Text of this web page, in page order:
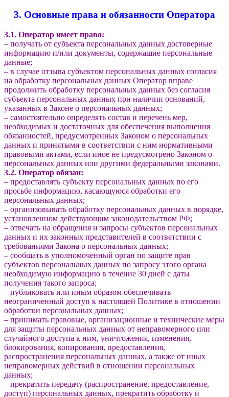
3. Основные права и обязанности Оператора
3.1. Оператор имеет право:
– получать от субъекта персональных данных достоверные
информацию и/или документы, содержащие персональные
данные;
– в случае отзыва субъектом персональных данных согласия
на обработку персональных данных Оператор вправе
продолжить обработку персональных данных без согласия
субъекта персональных данных при наличии оснований,
указанных в Законе о персональных данных;
– самостоятельно определять состав и перечень мер,
необходимых и достаточных для обеспечения выполнения
обязанностей, предусмотренных Законом о персональных
данных и принятыми в соответствии с ним нормативными
правовыми актами, если иное не предусмотрено Законом о
персональных данных или другими федеральными законами.
3.2. Оператор обязан:
– предоставлять субъекту персональных данных по его
просьбе информацию, касающуюся обработки его
персональных данных;
– организовывать обработку персональных данных в порядке,
установленном действующим законодательством РФ;
– отвечать на обращения и запросы субъектов персональных
данных и их законных представителей в соответствии с
требованиями Закона о персональных данных;
– сообщать в уполномоченный орган по защите прав
субъектов персональных данных по запросу этого органа
необходимую информацию в течение 30 дней с даты
получения такого запроса;
– публиковать или иным образом обеспечивать
неограниченный доступ к настоящей Политике в отношении
обработки персональных данных;
– принимать правовые, организационные и технические меры
для защиты персональных данных от неправомерного или
случайного доступа к ним, уничтожения, изменения,
блокирования, копирования, предоставления,
распространения персональных данных, а также от иных
неправомерных действий в отношении персональных
данных;
– прекратить передачу (распространение, предоставление,
доступ) персональных данных, прекратить обработку и